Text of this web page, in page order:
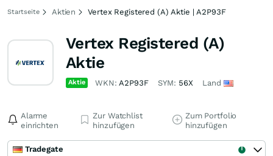
Startseite Aktien Vertex Registered (A) Aktie | A2P93F
Vertex Registered (A)
Aktie
Aktie WKN:A2P93F SYM: 56X Land
Alarme
einrichten
Zur Watchlist
hinzufügen
Zum Portfolio
hinzufügen
Tradegate